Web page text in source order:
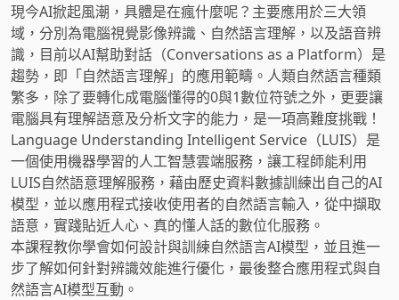
現今AI掀起風潮，具體是在瘋什麼呢？主要應用於三大領
域，分別為電腦視覺影像辨識、自然語言理解，以及語音辨
識，目前以AI幫助對話（Conversations as a Platform）是
趨勢，即「自然語言理解」的應用範疇。人類自然語言種類
繁多，除了要轉化成電腦懂得的0與1數位符號之外，更要讓
電腦具有理解語意及分析文字的能力，是一項高難度挑戰！
Language Understanding Intelligent Service（LUIS）是
一個使用機器學習的人工智慧雲端服務，讓工程師能利用
LUIS自然語意理解服務，藉由歷史資料數據訓練出自己的AI
模型，並以應用程式接收使用者的自然語言輸入，從中擷取
語意，實踐貼近人心、真的懂人話的數位化服務。
本課程教你學會如何設計與訓練自然語言AI模型，並且進一
步了解如何針對辨識效能進行優化，最後整合應用程式與自
然語言AI模型互動。